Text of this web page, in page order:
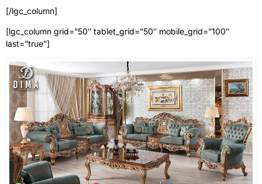
[/lgc_column]
[lgc_column grid=”50″ tablet_grid=”50″ mobile_grid=”100″
last=”true”]